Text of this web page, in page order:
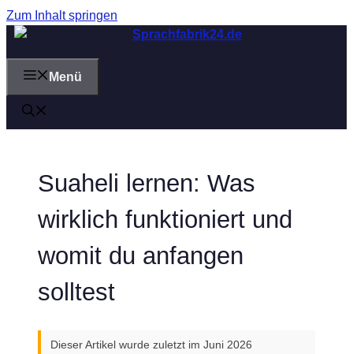
Zum Inhalt springen
Menü
Suaheli lernen: Was
wirklich funktioniert und
womit du anfangen
solltest
Dieser Artikel wurde zuletzt im Juni 2026